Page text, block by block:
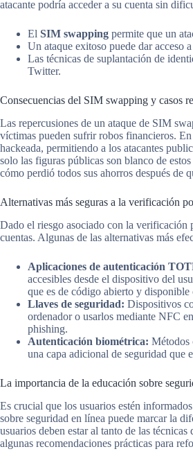
atacante podría acceder a su cuenta sin
El SIM swapping permite que un
Un ataque exitoso puede dar acceso
Las técnicas de suplantación de
Twitter.
Consecuencias del SIM swapping y casos
Las repercusiones de un ataque de SIM
víctimas pueden sufrir robos financieros.
hackeada, permitiendo a los atacantes
solo las figuras públicas son blanco de
cómo perdió todos sus ahorros después de
Alternativas más seguras a la verificación
Dado el riesgo asociado con la verificación
cuentas. Algunas de las alternativas más
Aplicaciones de autenticación
accesibles desde el dispositivo del
que es de código abierto y
Llaves de seguridad: Dispositivos
ordenador o usarlos mediante NFC
phishing.
Autenticación biométrica: Métodos
una capa adicional de seguridad que
La importancia de la educación sobre
Es crucial que los usuarios estén
sobre seguridad en línea puede marcar la
usuarios deben estar al tanto de las
algunas recomendaciones prácticas para